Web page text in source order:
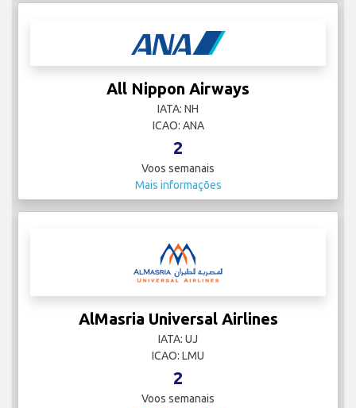
All Nippon Airways
IATA: NH
ICAO: ANA
2
Voos semanais
Mais informações
AlMasria Universal Airlines
IATA: UJ
ICAO: LMU
2
Voos semanais